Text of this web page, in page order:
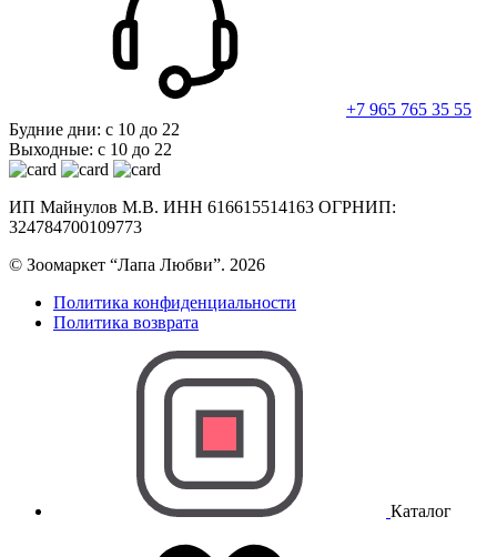
+7 965 765 35 55
Будние дни: с 10 до 22
Выходные: с 10 до 22
ИП Майнулов М.В. ИНН 616615514163 ОГРНИП:
324784700109773
© Зоомаркет “Лапа Любви”. 2026
Политика конфиденциальности
Политика возврата
Каталог